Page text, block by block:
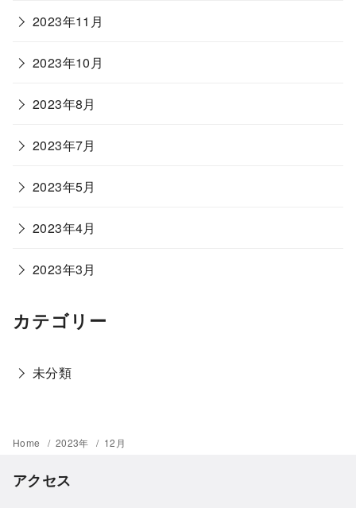
2023年11月
2023年10月
2023年8月
2023年7月
2023年5月
2023年4月
2023年3月
カテゴリー
未分類
Home 2023年 12月
アクセス